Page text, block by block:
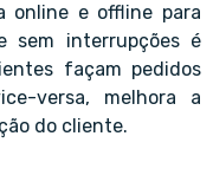
online e offline para
sem interrupções é
façam pedidos
versa, melhora a
do cliente.